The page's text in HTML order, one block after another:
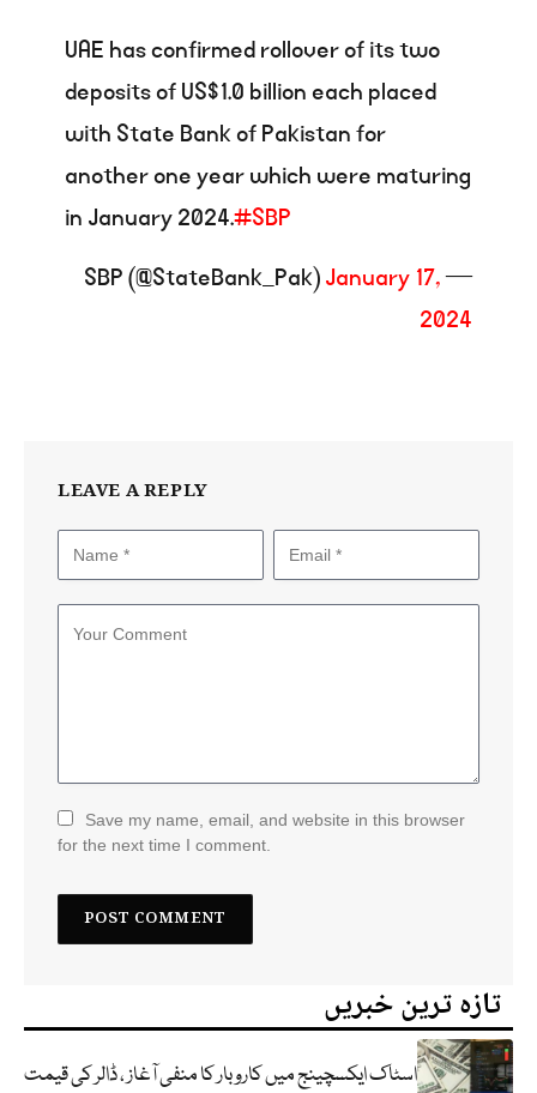
UAE has confirmed rollover of its two
deposits of US$1.0 billion each placed
with State Bank of Pakistan for
another one year which were maturing
in January 2024.#SBP
— SBP (@StateBank_Pak)
January 17,
2024
LEAVE A REPLY
Save my name, email, and website in this browser
for the next time I comment.
تازہ ترین خبریں
اسٹاک ایکسچینج میں کاروبار کا منفی آغاز ، ڈالر کی قیمت